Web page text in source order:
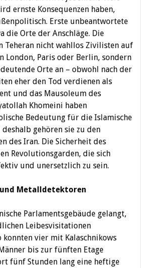
ernste Konsequenzen haben,
Erste unbeantwortete
die Orte der Anschläge. Die
Teheran nicht wahllos Zivilisten auf
London, Paris oder Berlin, sondern
Orte an – obwohl nach der
eher den Tod verdienen als
und das Mausoleum des
Khomeini haben
Bedeutung für die Islamische
gehören sie zu den
des Iran. Die Sicherheit des
Revolutionsgarden, die sich
und unersetzlich zu sein.
Metalldetektoren
Parlamentsgebäude gelangt,
Leibesvisitationen
konnten vier mit Kalaschnikows
bis zur fünften Etage
fünf Stunden lang eine heftige